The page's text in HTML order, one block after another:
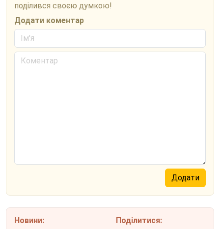
поділився своєю думкою!
Додати коментар
Новини: Поділитися: